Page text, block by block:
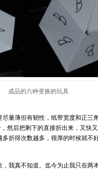
成品的六种变换的玩具
量薄但有韧性，纸带宽度和正三
然后把剩下的直接折出来，又快
折得次数越多，很厚的时候就不
我真不知道。迄今为止我只在两